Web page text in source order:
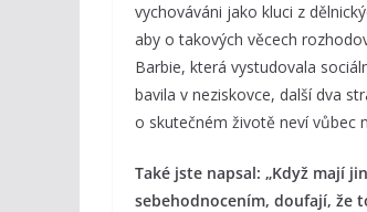
vychováváni jako kluci z
aby o takových věcech
Barbie, která vystudovala
bavila v neziskovce, další dva
o skutečném životě neví vůbec
Také jste napsal: „Když mají
sebehodnocením, doufají, že